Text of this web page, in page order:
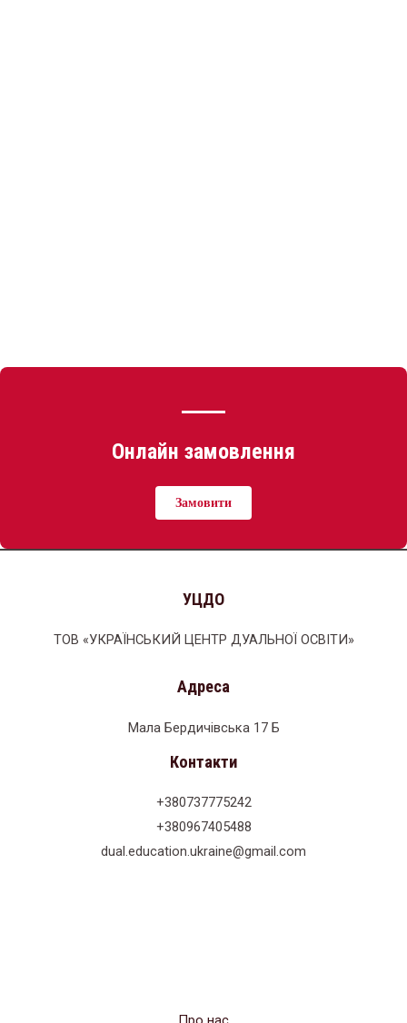
Онлайн замовлення
Замовити
УЦДО
ТОВ «УКРАЇНСЬКИЙ ЦЕНТР ДУАЛЬНОЇ ОСВІТИ»
Адреса
Мала Бердичівська 17 Б
Контакти
+380737775242
+380967405488
dual.education.ukraine@gmail.com